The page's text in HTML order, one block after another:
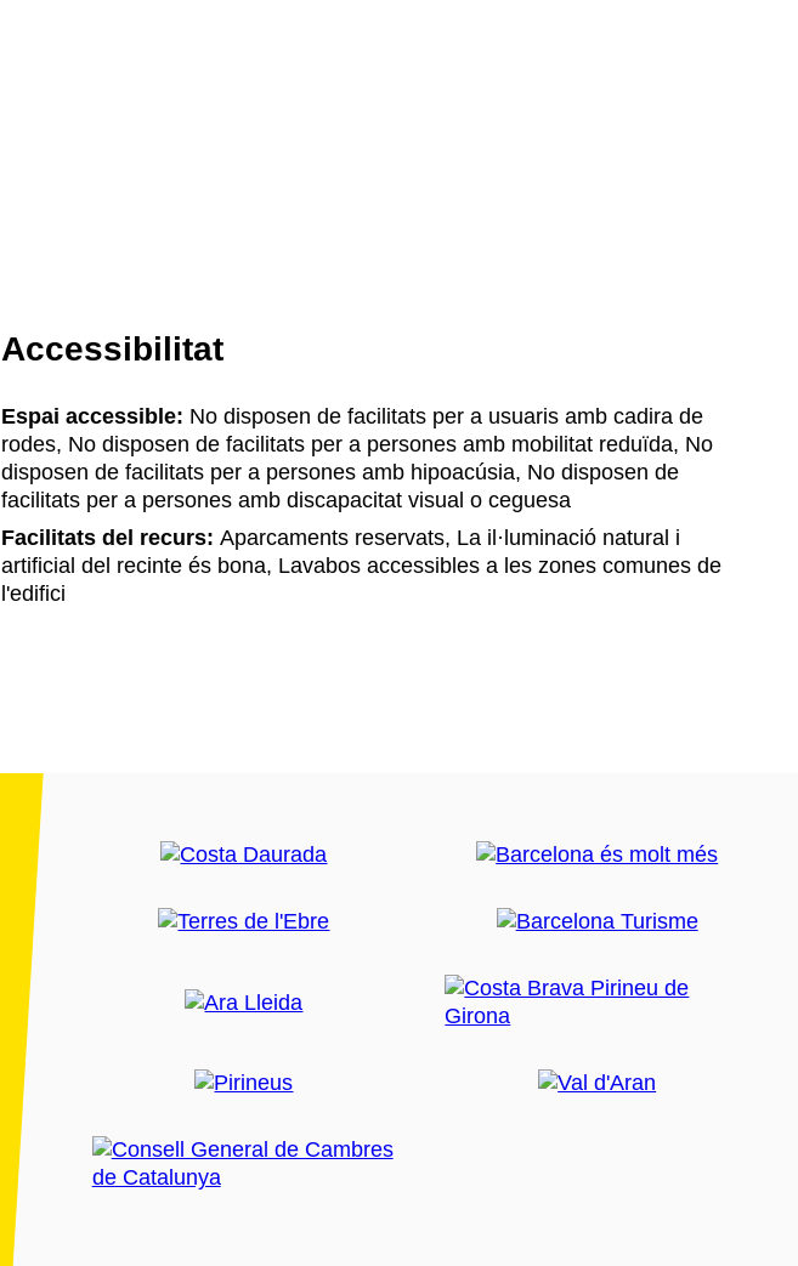
Accessibilitat
Espai accessible: No disposen de facilitats per a usuaris amb cadira de
rodes, No disposen de facilitats per a persones amb mobilitat reduïda, No
disposen de facilitats per a persones amb hipoacúsia, No disposen de
facilitats per a persones amb discapacitat visual o ceguesa
Facilitats del recurs: Aparcaments reservats, La il·luminació natural i
artificial del recinte és bona, Lavabos accessibles a les zones comunes de
l'edifici